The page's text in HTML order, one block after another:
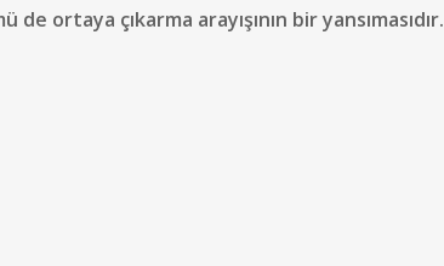
ortaya çıkarma arayışının bir yansımasıdır.